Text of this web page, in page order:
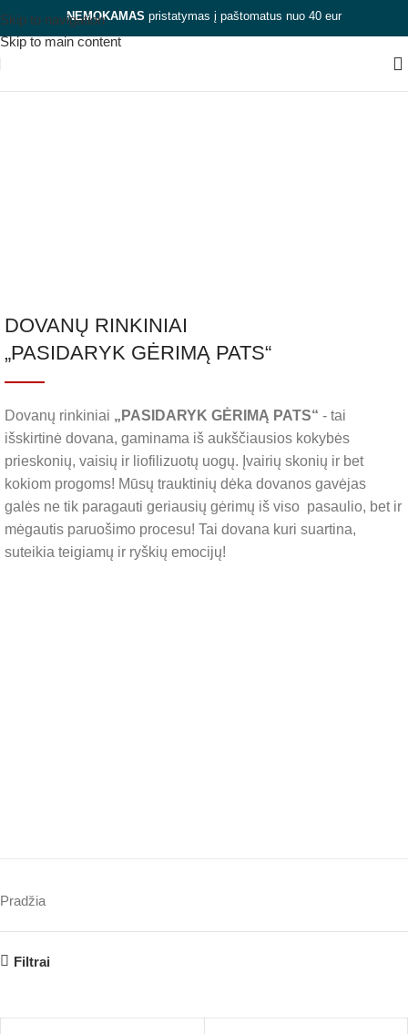
Skip to navigation
Skip to main content
NEMOKAMAS pristatymas į paštomatus nuo 40 eur
Dovana vyrui 50 metų
DOVANŲ RINKINIAI
„PASIDARYK GĖRIMĄ PATS“
Dovanų rinkiniai „PASIDARYK GĖRIMĄ PATS“ - tai
išskirtinė dovana, gaminama iš aukščiausios kokybės
prieskonių, vaisių ir liofilizuotų uogų. Įvairių skonių ir bet
kokiom progoms! Mūsų trauktinių dėka dovanos gavėjas
galės ne tik paragauti geriausių gėrimų iš viso pasaulio, bet ir
mėgautis paruošimo procesu! Tai dovana kuri suartina,
suteikia teigiamų ir ryškių emocijų!
Pradžia
Filtrai